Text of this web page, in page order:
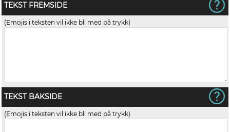
TEKST FREMSIDE
(Emojis i teksten vil ikke bli med på trykk)
TEKST BAKSIDE
(Emojis i teksten vil ikke bli med på trykk)